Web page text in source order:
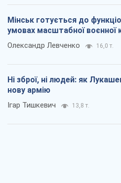
Мінськ готується до
умовах масштабної воєнної
Олександр Левченко 16,0 т.
Ні зброї, ні людей: як
нову армію
Ігар Тишкевич 13,8 т.